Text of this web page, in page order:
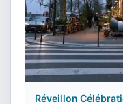
Réveillon